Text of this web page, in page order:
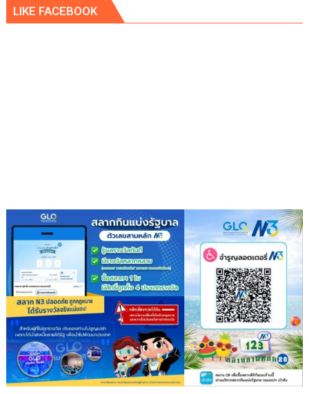
ว
Healthy
school)
เสริม
ความ
เยาวชน
จัดการ
สิ่ง
แวดล้อม
ปลอดภัย
ยั่งยืน
LIKE FACEBOOK